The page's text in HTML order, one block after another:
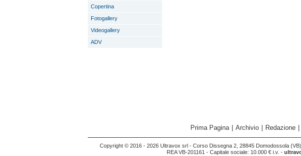
Copertina
Fotogallery
Videogallery
ADV
Prima Pagina Archivio Redazione
Copyright © 2016 - 2026 Ultravox srl - Corso Dissegna 2, 28845 Domodossola
REA VB-201161 - Capitale sociale: 10.000 € i.v. -